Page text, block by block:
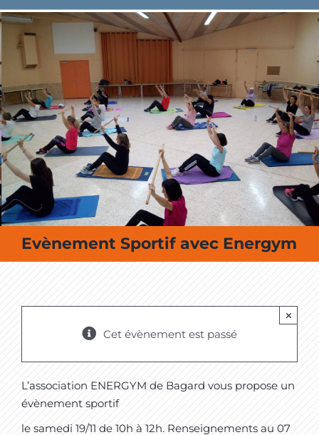
MAIRIE
ÉDUCATION / JEUNESSE
VIE COMMUNALE
MES SORTIES / MES LOISIRS
Evènement Sportif avec Energym
Cet évènement est passé
×
L’association ENERGYM de Bagard vous propose un
évènement sportif
le samedi 19/11 de 10h à 12h. Renseignements au 07